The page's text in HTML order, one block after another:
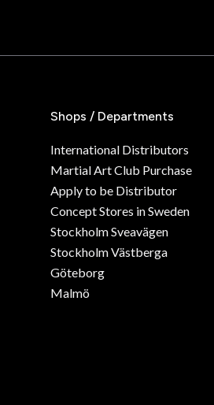
Shops / Departments
International Distributors
Martial Art Club Purchase
Apply to be Distributor
Concept Stores in Sweden
Stockholm Sveavägen
Stockholm Västberga
Göteborg
Malmö